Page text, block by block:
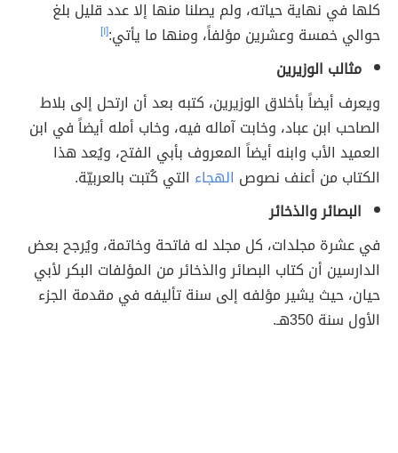
كلها في نهاية حياته، ولم يصلنا منها إلا عدد قليل بلغ
حوالي خمسة وعشرين مؤلفاً، ومنها ما يأتي:[١]
مثالب الوزيرين
ويعرف أيضاً بأخلاق الوزيرين، كتبه بعد أن ارتحل إلى بلاط
الصاحب ابن عباد، وخابت آماله فيه، وخاب أمله أيضاً في ابن
العميد الأب وابنه أيضاً المعروف بأبي الفتح، ويُعد هذا
الكتاب من أعنف نصوص الهجاء التي كُتبت بالعربيّة.
البصائر والذخائر
في عشرة مجلدات، كل مجلد له فاتحة وخاتمة، ويُرجح بعض
الدارسين أن كتاب البصائر والذخائر من المؤلفات البكر لأبي
حيان، حيث يشير مؤلفه إلى سنة تأليفه في مقدمة الجزء
الأول سنة 350هـ.